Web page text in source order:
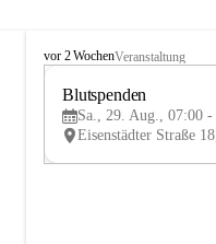
B
e
vor 2 WochenVeranstaltung
Blutspenden
Sa., 29. Aug., 07:00 -